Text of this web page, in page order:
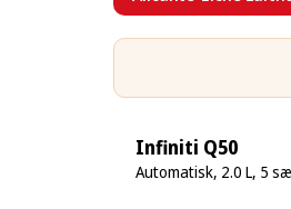
Infiniti Q50
Automatisk, 2.0 L, 5